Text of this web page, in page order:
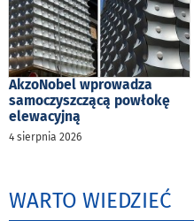
AkzoNobel wprowadza
samoczyszczącą powłokę
elewacyjną
4 sierpnia 2026
WARTO WIEDZIEĆ